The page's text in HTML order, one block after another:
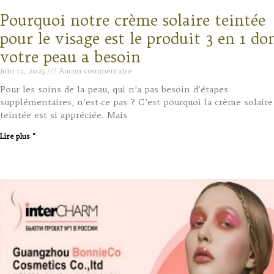
Pourquoi notre crème solaire teintée
pour le visage est le produit 3 en 1
votre peau a besoin
juin 12, 2025 Aucun commentaire
Pour les soins de la peau, qui n’a pas besoin d’étapes
supplémentaires, n’est-ce pas ? C’est pourquoi la crème solaire
teintée est si appréciée. Mais
Lire plus "